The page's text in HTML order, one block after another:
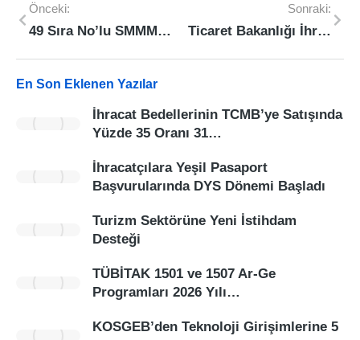
Önceki:
49 Sıra No’lu SMMM ve YMM Kanunu Genel Tebliği Kapsamında Yeminli Mali Müşavirlik Gelir/Kurumlar Vergisi İstisna, İndirim ve Uygulama Tasdik Raporu Hakkında Duyuru
Sonraki:
Ticaret Bakanlığı İhracat Süreçleri ve Devlet Destekleri Eğitim Programı – 28-29-30 Nisan 2026
En Son Eklenen Yazılar
İhracat Bedellerinin TCMB’ye Satışında
Yüzde 35 Oranı 31…
İhracatçılara Yeşil Pasaport
Başvurularında DYS Dönemi Başladı
Turizm Sektörüne Yeni İstihdam
Desteği
TÜBİTAK 1501 ve 1507 Ar-Ge
Programları 2026 Yılı…
KOSGEB’den Teknoloji Girişimlerine 5